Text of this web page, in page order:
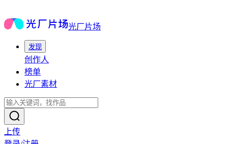
光厂片场
发现
创作人
榜单
光厂素材
上传